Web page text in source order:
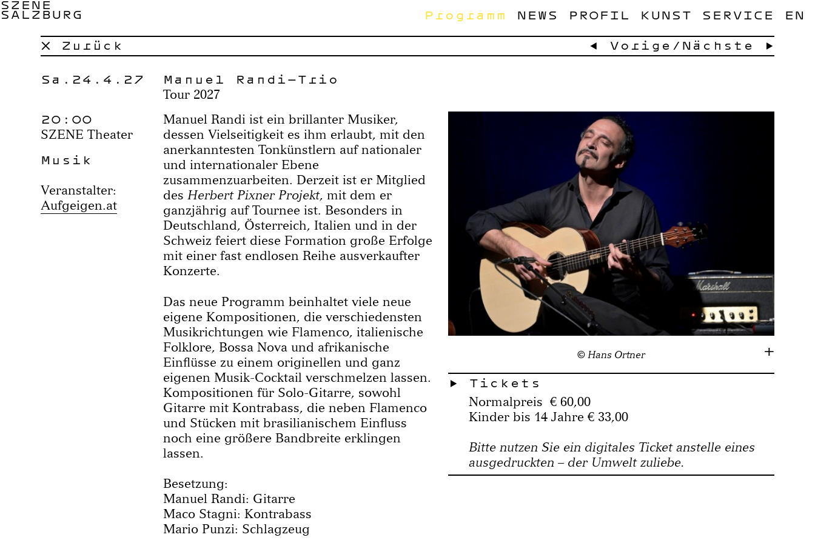
SZENE
SALZBURG Programm NEWS PROFIL KUNST SERVICE
EN
× Zurück
← Vorige / Nächste →
Sa.24.4.27
Manuel Randi-Trio
Tour 2027
20:00
SZENE Theater
Musik
Veranstalter:
Aufgeigen.at
© Hans Ortner
Tickets
Normalpreis € 60,00
Kinder bis 14 Jahre € 33,00
Bitte nutzen Sie ein digitales Ticket anstelle eines
ausgedruckten – der Umwelt zuliebe.
Manuel Randi ist ein brillanter Musiker,
dessen Vielseitigkeit es ihm erlaubt, mit den
anerkanntesten Tonkünstlern auf nationaler
und internationaler Ebene
zusammenzuarbeiten. Derzeit ist er Mitglied
des Herbert Pixner Projekt, mit dem er
ganzjährig auf Tournee ist. Besonders in
Deutschland, Österreich, Italien und in der
Schweiz feiert diese Formation große Erfolge
mit einer fast endlosen Reihe ausverkaufter
Konzerte.
Das neue Programm beinhaltet viele neue
eigene Kompositionen, die verschiedensten
Musikrichtungen wie Flamenco, italienische
Folklore, Bossa Nova und afrikanische
Einflüsse zu einem originellen und ganz
eigenen Musik-Cocktail verschmelzen lassen.
Kompositionen für Solo-Gitarre, sowohl
Gitarre mit Kontrabass, die neben Flamenco
und Stücken mit brasilianischem Einfluss
noch eine größere Bandbreite erklingen
lassen.
Besetzung:
Manuel Randi: Gitarre
Maco Stagni: Kontrabass
Mario Punzi: Schlagzeug